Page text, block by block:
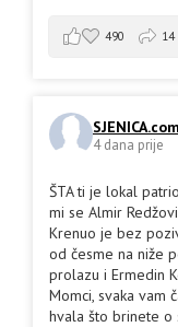
490 14
SJENICA.com
4 dana prije
ŠTA ti je lokal
mi se Almir
Krenuo je bez
od česme na niže
prolazu i Ermedin
Momci, svaka vam
hvala što brinete o